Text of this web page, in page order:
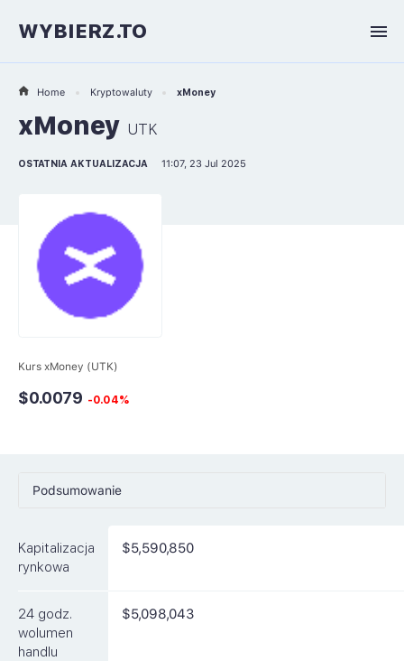
WYBIERZ.TO
Home Kryptowaluty xMoney
xMoney UTK
OSTATNIA AKTUALIZACJA 11:07, 23 Jul 2025
Kurs xMoney (UTK)
$0.0079 -0.04%
Podsumowanie
Rynki
FAQ
Kapitalizacja
rynkowa
$5,590,850
24 godz.
wolumen
handlu
$5,098,043